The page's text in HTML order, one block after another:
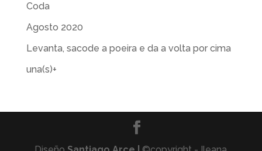
Coda
Agosto 2020
Levanta, sacode a poeira e da a volta por cima
una(s)+